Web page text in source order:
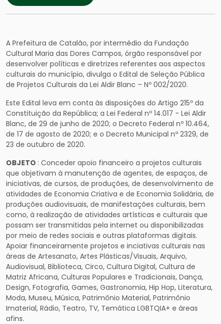
A Prefeitura de Catalão, por intermédio da Fundação
Cultural Maria das Dores Campos, órgão responsável por
desenvolver políticas e diretrizes referentes aos aspectos
culturais do município, divulga o Edital de Seleção Pública
de Projetos Culturais da Lei Aldir Blanc – Nº 002/2020.
Este Edital leva em conta às disposições do Artigo 215º da
Constituição da República; a Lei Federal nº 14.017 - Lei Aldir
Blanc, de 29 de junho de 2020; o Decreto Federal nº 10.464,
de 17 de agosto de 2020; e o Decreto Municipal nº 2329, de
23 de outubro de 2020.
OBJETO : Conceder apoio financeiro a projetos culturais
que objetivam à manutenção de agentes, de espaços, de
iniciativas, de cursos, de produções, de desenvolvimento de
atividades de Economia Criativa e de Economia Solidária, de
produções audiovisuais, de manifestações culturais, bem
como, à realização de atividades artísticas e culturais que
possam ser transmitidas pela internet ou disponibilizadas
por meio de redes sociais e outras plataformas digitais.
Apoiar financeiramente projetos e inciativas culturais nas
áreas de Artesanato, Artes Plásticas/Visuais, Arquivo,
Audiovisual, Biblioteca, Circo, Cultura Digital, Cultura de
Matriz Africana, Culturas Populares e Tradicionais, Dança,
Design, Fotografia, Games, Gastronomia, Hip Hop, Literatura,
Moda, Museu, Música, Patrimônio Material, Patrimônio
Imaterial, Rádio, Teatro, TV, Temática LGBTQIA+ e áreas
afins.